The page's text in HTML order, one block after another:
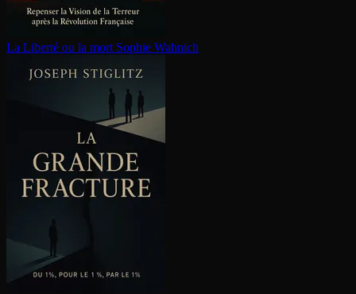
La Liberté ou la mort Sophie Wahnich